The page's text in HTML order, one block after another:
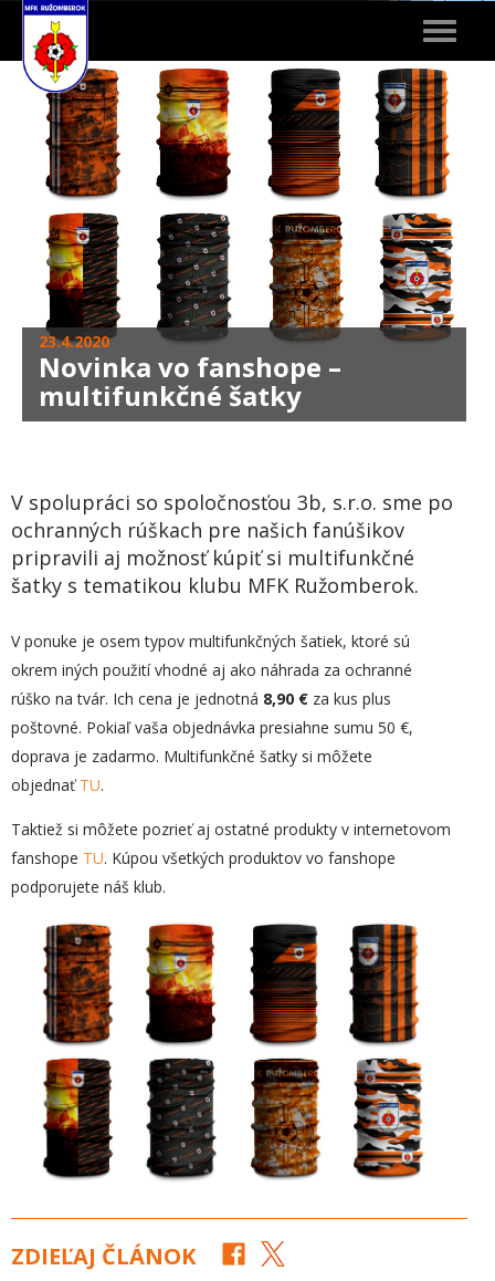
Toggle
23.4.2020
Novinka vo fanshope –
multifunkčné šatky
V spolupráci so spoločnosťou 3b, s.r.o. sme po
ochranných rúškach pre našich fanúšikov
pripravili aj možnosť kúpiť si multifunkčné
šatky s tematikou klubu MFK Ružomberok.
V ponuke je osem typov multifunkčných šatiek, ktoré sú
okrem iných použití vhodné aj ako náhrada za ochranné
rúško na tvár. Ich cena je jednotná 8,90 € za kus plus
poštovné. Pokiaľ vaša objednávka presiahne sumu 50 €,
doprava je zadarmo. Multifunkčné šatky si môžete
objednaťTU.
Taktiež si môžete pozrieť aj ostatné produkty v internetovom
fanshope TU. Kúpou všetkých produktov vo fanshope
podporujete náš klub.
ZDIEĽAJ ČLÁNOK